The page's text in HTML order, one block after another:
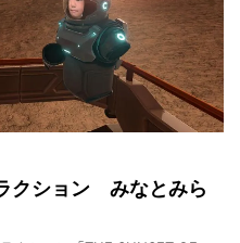
クション みなとみら